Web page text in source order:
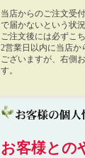
当店からのご注文受
で届かないという状
ご注文後には必ずこ
2営業日以内に当店
ございますが、右側
す。
お客様との